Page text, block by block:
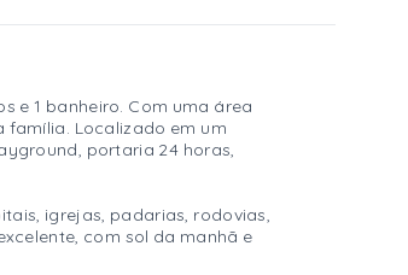
e 1 banheiro. Com uma área
família. Localizado em um
portaria 24 horas,
igrejas, padarias, rodovias,
com sol da manhã e